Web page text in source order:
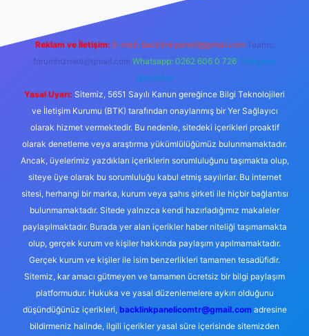
Reklam ve İletişim: E-mail: backlinkpaneli@gmail.com Teams:
forumhizmeti@gmail.com Whatsapp: 0262 606 0 726 Telegram:
@karabul
Yasal Uyarı: Sitemiz, 5651 Sayılı Kanun gereğince Bilgi Teknolojileri
ve İletişim Kurumu (BTK) tarafından onaylanmış bir Yer Sağlayıcı
olarak hizmet vermektedir. Bu nedenle, sitedeki içerikleri proaktif
olarak denetleme veya araştırma yükümlülüğümüz bulunmamaktadır.
Ancak, üyelerimiz yazdıkları içeriklerin sorumluluğunu taşımakta olup,
siteye üye olarak bu sorumluluğu kabul etmiş sayılırlar. Bu internet
sitesi, herhangi bir marka, kurum veya şahıs şirketi ile hiçbir bağlantısı
bulunmamaktadır. Sitede yalnızca kendi hazırladığımız makaleler
paylaşılmaktadır. Burada yer alan içerikler haber niteliği taşımamakta
olup, gerçek kurum ve kişiler hakkında paylaşım yapılmamaktadır.
Gerçek kurum ve kişiler ile isim benzerlikleri tamamen tesadüfidir.
Sitemiz, kar amacı gütmeyen ve tamamen ücretsiz bir bilgi paylaşım
platformudur. Hukuka ve yasal düzenlemelere aykırı olduğunu
düşündüğünüz içerikleri, backlinkpanelicomtr@gmail.comadresine
bildirmeniz halinde, ilgili içerikler yasal süre içerisinde sitemizden